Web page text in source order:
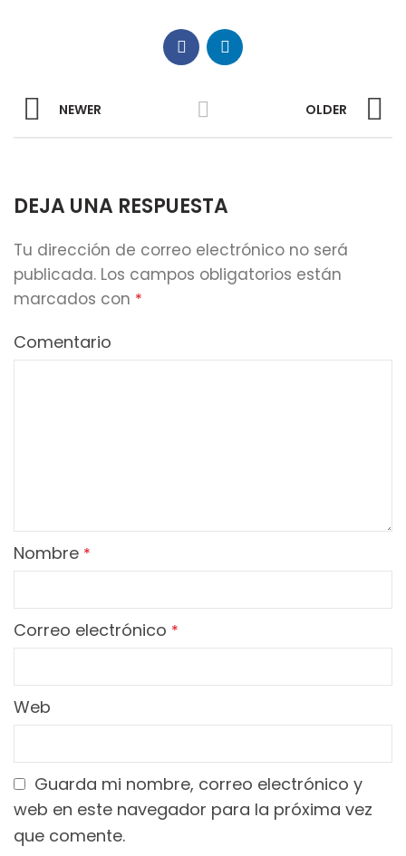
NEWER OLDER
DEJA UNA RESPUESTA
Tu dirección de correo electrónico no será
publicada. Los campos obligatorios están
marcados con *
Comentario
Nombre *
Correo electrónico *
Web
Guarda mi nombre, correo electrónico y
web en este navegador para la próxima vez
que comente.